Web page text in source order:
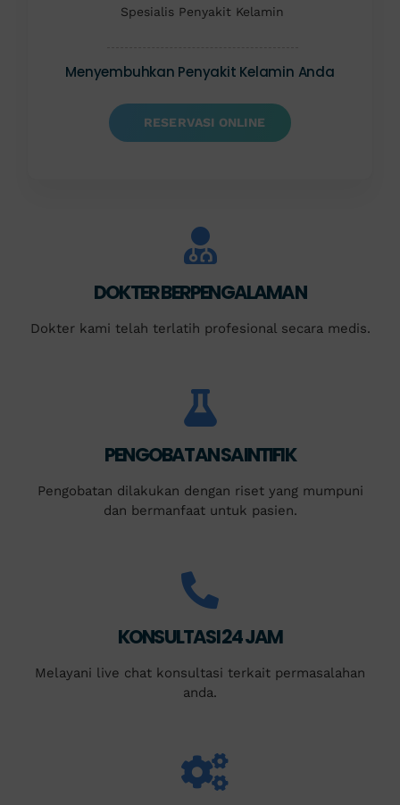
Spesialis Penyakit Kelamin
Menyembuhkan Penyakit Kelamin Anda
RESERVASI ONLINE
DOKTER BERPENGALAMAN
Dokter kami telah terlatih profesional secara medis.
PENGOBATAN SAINTIFIK
Pengobatan dilakukan dengan riset yang mumpuni
dan bermanfaat untuk pasien.
KONSULTASI 24 JAM
Melayani live chat konsultasi terkait permasalahan
anda.